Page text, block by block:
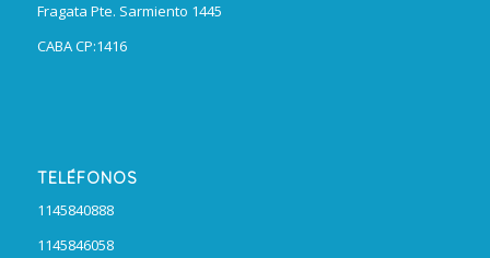
Fragata Pte. Sarmiento 1445
CABA CP:1416
TELÉFONOS
1145840888
1145846058